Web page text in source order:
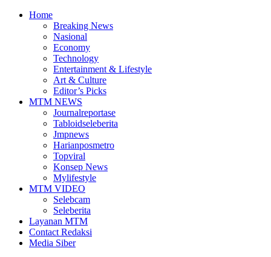
Home
Breaking News
Nasional
Economy
Technology
Entertainment & Lifestyle
Art & Culture
Editor’s Picks
MTM NEWS
Journalreportase
Tabloidseleberita
Jmpnews
Harianposmetro
Topviral
Konsep News
Mylifestyle
MTM VIDEO
Selebcam
Seleberita
Layanan MTM
Contact Redaksi
Media Siber